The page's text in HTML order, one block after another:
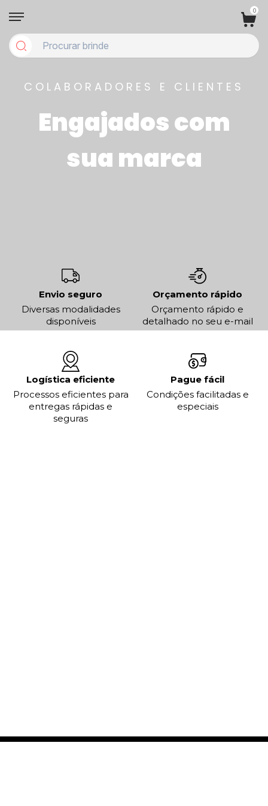
0
COLABORADORES E CLIENTES
Engajados com
sua marca
Envio seguro
Diversas modalidades
disponíveis
Orçamento rápido
Orçamento rápido e
detalhado no seu e-mail
Logística eficiente
Processos eficientes para
entregas rápidas e
seguras
Pague fácil
Condições facilitadas e
especiais